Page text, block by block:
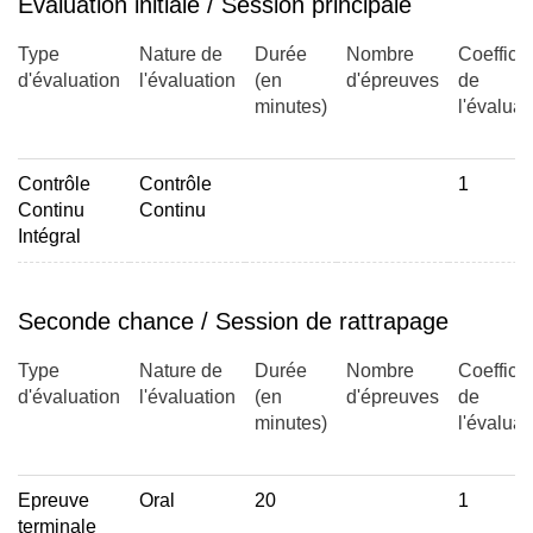
nucléiques
Les caractéristiques des réactions biochimiques, les
régulations
Le rôle de l''ADN : support de l'information génétique
Les niveaux anatomiques
Principe d'unité du vivant et principe d'homéostasie
La cellule et son organisation : membrane cytoplasmique,
réticulum endoplasmique, ribosomes, appareil de Golgi,
lysosomes, mitochondries, noyau.
Les niveaux écologiques
Type
d'évaluation
Nature de
l'évaluation
Durée
(en
minutes)
Nombre
d'épreuves
de
Contrôle
Continu
Intégral
Contrôle
Continu
1
Seconde chance / Session de rattrapage
Type
d'évaluation
Nature de
l'évaluation
Durée
(en
minutes)
Nombre
d'épreuves
de
Epreuve
terminale
Oral 20 1